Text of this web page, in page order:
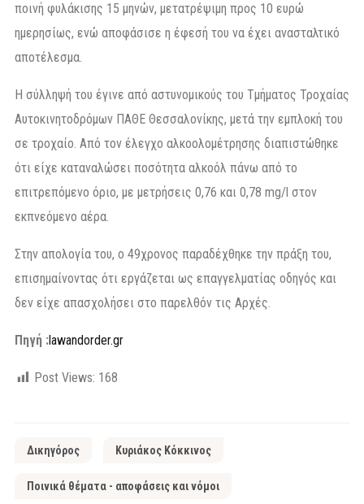
ποινή φυλάκισης 15 μηνών, μετατρέψιμη προς 10 ευρώ
ημερησίως, ενώ αποφάσισε η έφεσή του να έχει ανασταλτικό
αποτέλεσμα.
Η σύλληψή του έγινε από αστυνομικούς του Τμήματος Τροχαίας
Αυτοκινητοδρόμων ΠΑΘΕ Θεσσαλονίκης, μετά την εμπλοκή του
σε τροχαίο. Από τον έλεγχο αλκοολομέτρησης διαπιστώθηκε
ότι είχε καταναλώσει ποσότητα αλκοόλ πάνω από το
επιτρεπόμενο όριο, με μετρήσεις 0,76 και 0,78 mg/l στον
εκπνεόμενο αέρα.
Στην απολογία του, ο 49χρονος παραδέχθηκε την πράξη του,
επισημαίνοντας ότι εργάζεται ως επαγγελματίας οδηγός και
δεν είχε απασχολήσει στο παρελθόν τις Αρχές.
Πηγή : lawandorder.gr
Post Views: 168
Δικηγόρος Κυριάκος Κόκκινος
Ποινικά θέματα - αποφάσεις και νόμοι